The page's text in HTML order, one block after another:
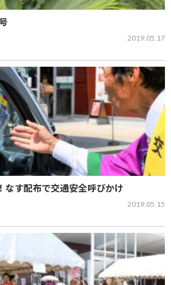
2019.05.17
5月号」をPDFでご覧いただけます。
なす配布で交通安全呼びかけ
2019.05.15
くり推進協議会は５月１１日、管内の農
」で、特産品のＰＲを兼ねた「春の交通
ャンペーンを実施し、ＪＡみなみ筑後瀬
…